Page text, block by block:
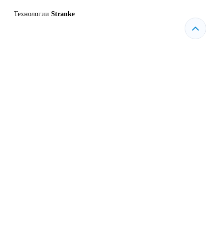
Технологии Stranke